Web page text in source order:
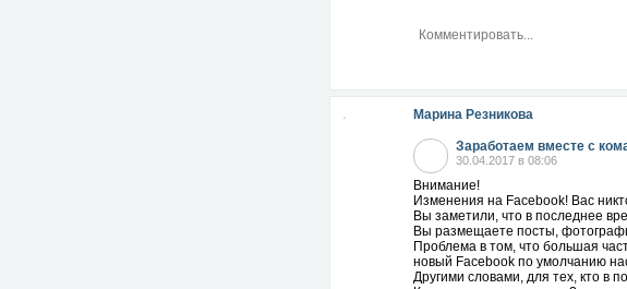
Марина Резникова
Заработаем вместе с
30.04.2017 в 08:06
Внимание!
Изменения на Facebook! Вас
Вы заметили, что в последнее
Вы размещаете посты,
Проблема в том, что большая
новый Facebook по умолчанию
Другими словами, для тех, кто в